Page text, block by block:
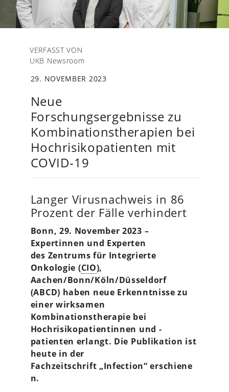
VERFASST VON
UKB Newsroom
29. NOVEMBER 2023
Neue
Forschungsergebnisse zu
Kombinationstherapien bei
Hochrisikopatienten mit
COVID-19
Langer Virusnachweis in 86
Prozent der Fälle verhindert
Bonn, 29. November 2023 –
Expertinnen und Experten
des Zentrums für Integrierte
Onkologie (CIO),
Aachen/Bonn/Köln/Düsseldorf
(ABCD) haben neue Erkenntnisse zu
einer wirksamen
Kombinationstherapie bei
Hochrisikopatientinnen und -
patienten erlangt. Die Publikation ist
heute in der
Fachzeitschrift „Infection“ erschiene
n.